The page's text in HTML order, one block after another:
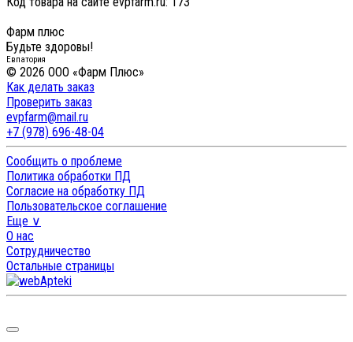
Фарм плюс
Будьте здоровы!
Евпатория
© 2026 ООО «Фарм Плюс»
Как делать заказ
Проверить заказ
evpfarm@mail.ru
+7 (978) 696-48-04
Сообщить о проблеме
Политика обработки ПД
Согласие на обработку ПД
Пользовательское соглашение
Еще ∨
О нас
Сотрудничество
Остальные страницы